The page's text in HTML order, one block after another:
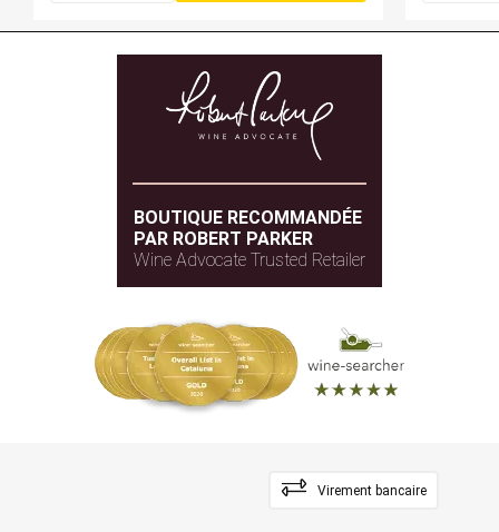
BOUTIQUE RECOMMANDÉE
PAR ROBERT PARKER
Wine Advocate Trusted Retailer
Virement bancaire